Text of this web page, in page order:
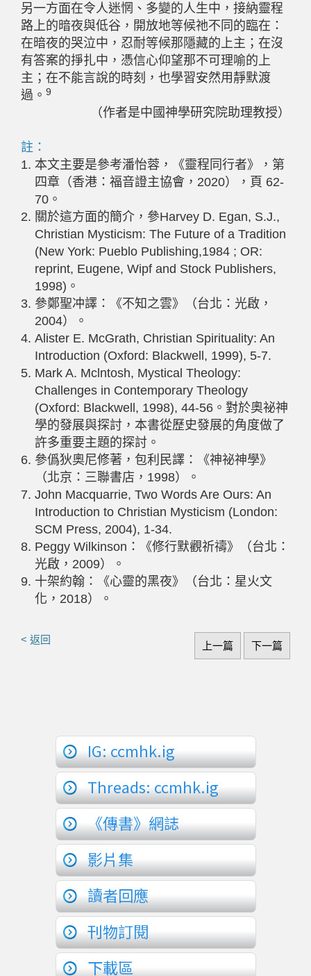
另一方面在令人迷惘、多變的人生中，接納靈程
路上的暗夜與低谷，開放地等候祂不同的臨在：
在暗夜的哭泣中，忍耐等候那隱藏的上主；在沒
有答案的掙扎中，憑信心仰望那不可理喻的上
主；在不能言說的時刻，也學習安然用靜默渡
過。 9
（作者是中國神學研究院助理教授）
註：
本文主要是參考潘怡蓉，《靈程同行者》，第
四章（香港：福音證主協會，2020），頁 62-
70。
關於這方面的簡介，參Harvey D. Egan, S.J.,
Christian Mysticism: The Future of a Tradition
(New York: Pueblo Publishing,1984 ; OR:
reprint, Eugene, Wipf and Stock Publishers,
1998)。
參鄭聖冲譯：《不知之雲》（台北：光啟，
2004）。
Alister E. McGrath, Christian Spirituality: An
Introduction (Oxford: Blackwell, 1999), 5-7.
Mark A. Mclntosh, Mystical Theology:
Challenges in Contemporary Theology
(Oxford: Blackwell, 1998), 44-56。對於奧祕神
學的發展與探討，本書從歷史發展的角度做了
許多重要主題的探討。
參僞狄奧尼修著，包利民譯：《神祕神學》
（北京：三聯書店，1998）。
John Macquarrie, Two Words Are Ours: An
Introduction to Christian Mysticism (London:
SCM Press, 2004), 1-34.
Peggy Wilkinson：《修行默觀祈禱》（台北：
光啟，2009）。
十架約翰：《心靈的黑夜》（台北：星火文
化，2018）。
< 返回
上一篇 下一篇
IG: ccmhk.ig
Threads: ccmhk.ig
《傳書》網誌
影片集
讀者回應
刊物訂閱
下載區